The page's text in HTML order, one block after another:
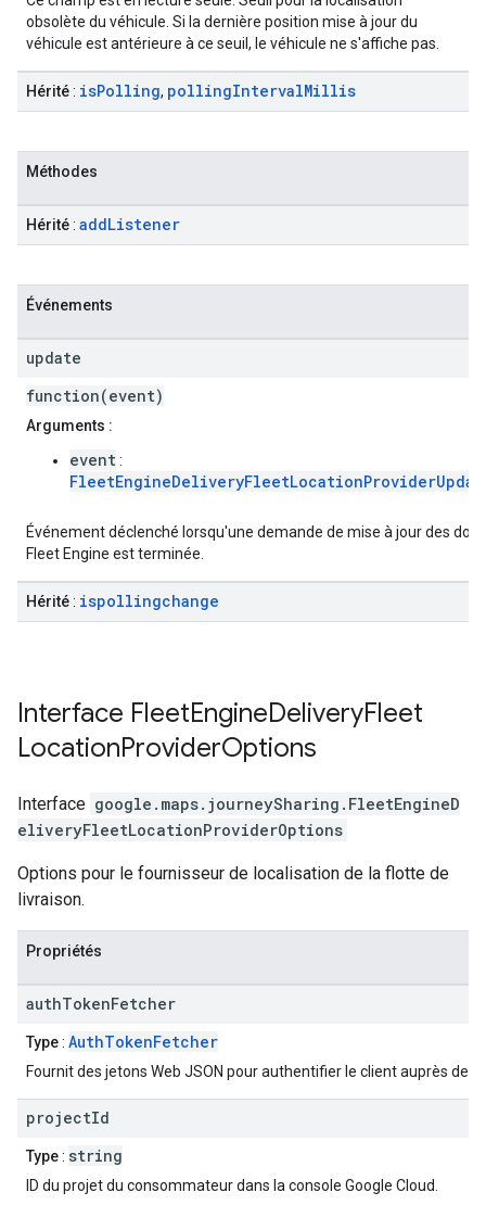
obsolète du véhicule. Si la dernière position mise à jour du
véhicule est antérieure à ce seuil, le véhicule ne s'affiche pas.
Hérité: isPolling, pollingIntervalMillis
Méthodes
Hérité: addListener
Événements
update
function(event)
Arguments :
event:
Événement déclenché lorsqu'une demande de mise à jour des
Fleet Engine est terminée.
Hérité: ispollingchange
Interface FleetEngineDeliveryFleet
LocationProviderOptions
Interface google.maps.journeySharing . FleetEngineD
eliveryFleetLocationProviderOptions
Options pour le fournisseur de localisation de la flotte de
livraison.
Propriétés
authTokenFetcher
Type: AuthTokenFetcher
Fournit des jetons Web JSON pour authentifier le client auprès de
projectId
Type: string
ID du projet du consommateur dans la console Google Cloud.